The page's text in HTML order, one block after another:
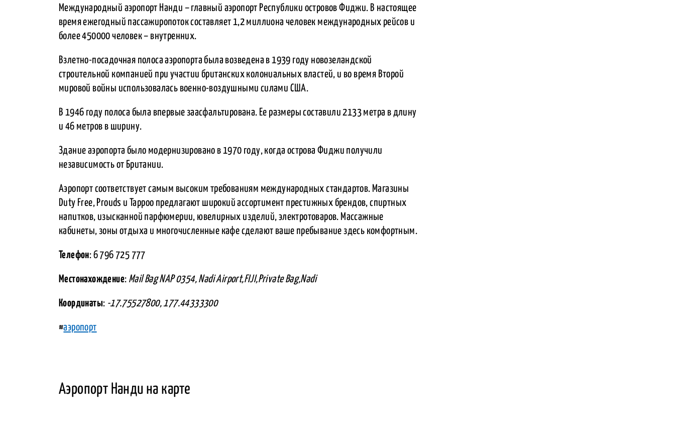
Международный аэропорт Нанди – главный аэропорт Республики островов Фиджи. В настоящее
время ежегодный пассажиропоток составляет 1,2 миллиона человек международных рейсов и
более 450000 человек – внутренних.
Взлетно-посадочная полоса аэропорта была возведена в 1939 году новозеландской
строительной компанией при участии британских колониальных властей, и во время Второй
мировой войны использовалась военно-воздушными силами США.
В 1946 году полоса была впервые заасфальтирована. Ее размеры составили 2133 метра в длину
и 46 метров в ширину.
Здание аэропорта было модернизировано в 1970 году, когда острова Фиджи получили
независимость от Британии.
Аэропорт соответствует самым высоким требованиям международных стандартов. Магазины
Duty Free, Prouds и Tappoo предлагают широкий ассортимент престижных брендов, спиртных
напитков, изысканной парфюмерии, ювелирных изделий, электротоваров. Массажные
кабинеты, зоны отдыха и многочисленные кафе сделают ваше пребывание здесь комфортным.
Телефон: 6 796 725 777
Местонахождение: Mail Bag NAP 0354, Nadi Airport,FIJI,Private Bag,Nadi
Координаты: -17.75527800, 177.44333300
#аэропорт
Аэропорт Нанди на карте